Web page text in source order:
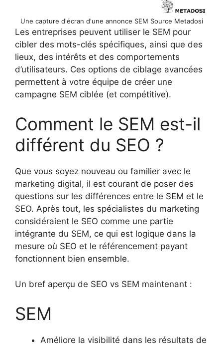
Une capture d'écran d'une annonce SEM Source Metadosi
Les entreprises peuvent utiliser le SEM pour
cibler des mots-clés spécifiques, ainsi que des
lieux, des intérêts et des comportements
d’utilisateurs. Ces options de ciblage avancées
permettent à votre équipe de créer une
campagne SEM ciblée (et compétitive).
Comment le SEM est-il
différent du SEO ?
Que vous soyez nouveau ou familier avec le
marketing digital, il est courant de poser des
questions sur les différences entre le SEM et le
SEO. Après tout, les spécialistes du marketing
considéraient le SEO comme une partie
intégrante du SEM, ce qui est logique dans la
mesure où SEO et le référencement payant
fonctionnent bien ensemble.
Un bref aperçu de SEO vs SEM maintenant :
SEM
Améliore la visibilité dans les résultats de